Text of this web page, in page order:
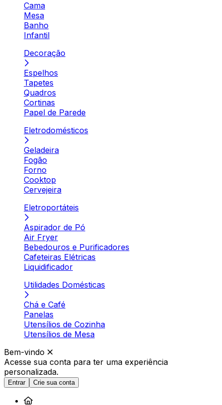
Cama
Mesa
Banho
Infantil
Decoração
Espelhos
Tapetes
Quadros
Cortinas
Papel de Parede
Eletrodomésticos
Geladeira
Fogão
Forno
Cooktop
Cervejeira
Eletroportáteis
Aspirador de Pó
Air Fryer
Bebedouros e Purificadores
Cafeteiras Elétricas
Liquidificador
Utilidades Domésticas
Chá e Café
Panelas
Utensílios de Cozinha
Utensílios de Mesa
Bem-vindo
Acesse sua conta para ter uma experiência
personalizada.
Entrar Crie sua conta